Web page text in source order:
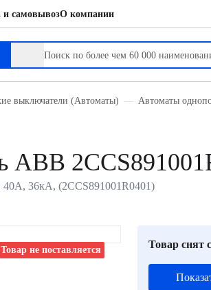
и самовывозО компании
выключатели (Автоматы) Автоматы
Товар не поставляется
ABB
40А, 36кА, (2CCS891001R0401)
Товар снят